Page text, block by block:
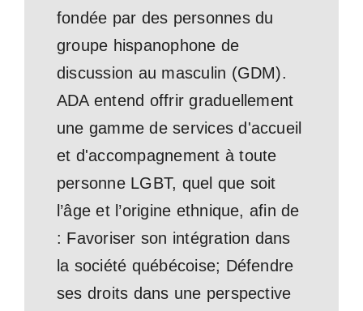
fondée par des personnes du
groupe hispanophone de
discussion au masculin (GDM).
ADA entend offrir graduellement
une gamme de services d'accueil
et d'accompagnement à toute
personne LGBT, quel que soit
l’âge et l’origine ethnique, afin de
: Favoriser son intégration dans
la société québécoise; Défendre
ses droits dans une perspective